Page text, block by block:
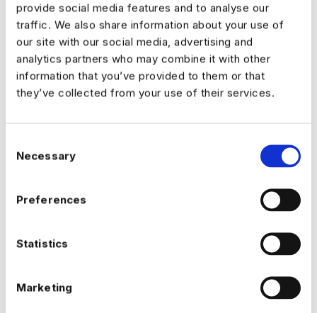
provide social media features and to analyse our
traffic. We also share information about your use of
our site with our social media, advertising and
analytics partners who may combine it with other
information that you’ve provided to them or that
they’ve collected from your use of their services.
Selection
Necessary
Preferences
Statistics
Marketing
come le commissioni di servizio e i diritti di
prevendita devono intendersi inclusivi dell’Iva
applicabile.
5. Modalità di Acquisto
– Carte di Debito /Carte di Credito dei circuiti
Visa, Mastercard e Maestro
dei dati utilizzati dal Cliente per l’attivazione
pagamento, ma riceve esclusivamente da